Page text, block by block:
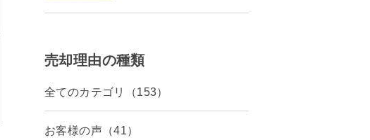
売却理由の種類
全てのカテゴリ（153）
お客様の声（41）